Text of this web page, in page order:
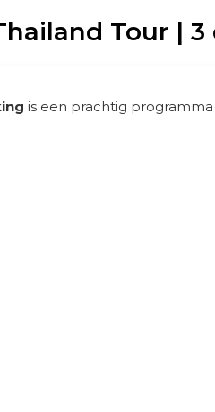
Tour | 3
is een prachtig